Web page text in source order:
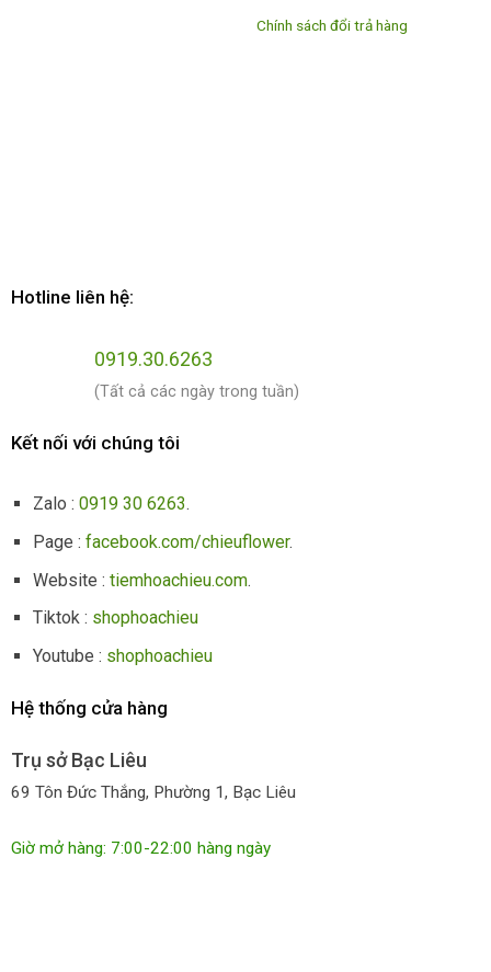
Chính sách đổi trả hàng
Hotline liên hệ:
0919.30.6263
(Tất cả các ngày trong tuần)
Kết nối với chúng tôi
Zalo :0919 30 6263.
Page :facebook.com/chieuflower.
Website :tiemhoachieu.com.
Tiktok : shophoachieu
Youtube : shophoachieu
Hệ thống cửa hàng
Trụ sở Bạc Liêu
69 Tôn Đức Thắng, Phường 1, Bạc Liêu
Giờ mở hàng: 7:00-22:00 hàng ngày